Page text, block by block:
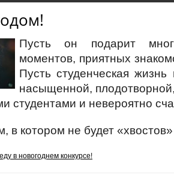
Пусть он подарит
моментов, приятных
Пусть студенческая
насыщенной,
студентами и невероятно
в котором не будет
в новогоднем конкурсе!